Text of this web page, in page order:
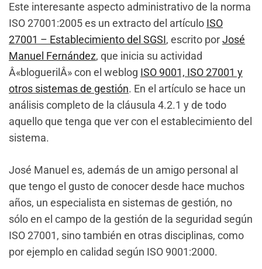
Este interesante aspecto administrativo de la norma
ISO 27001:2005 es un extracto del artículo ISO
27001 – Establecimiento del SGSI, escrito porJosé
Manuel Fernández, que inicia su actividad
Â«bloguerilÂ» con el weblog ISO 9001, ISO 27001 y
otros sistemas de gestión. En el artículo se hace un
análisis completo de la cláusula 4.2.1 y de todo
aquello que tenga que ver con el establecimiento del
sistema.
José Manuel es, además de un amigo personal al
que tengo el gusto de conocer desde hace muchos
años, un especialista en sistemas de gestión, no
sólo en el campo de la gestión de la seguridad según
ISO 27001, sino también en otras disciplinas, como
por ejemplo en calidad según ISO 9001:2000.